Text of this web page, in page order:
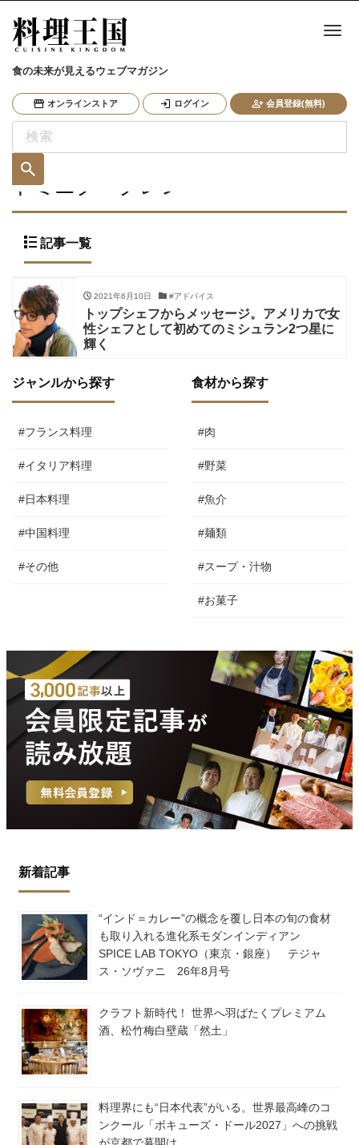
食の未来が見えるウェブマガジン
オンラインストア ログイン 会員登録(無料)
ナ
ドミニク・クレン
記事一覧
2021年6月10日 #アドバイス
トップシェフからメッセージ。アメリカで女
性シェフとして初めてのミシュラン2つ星に
輝く
ジャンルから探す
#フランス料理
#イタリア料理
#日本料理
#中国料理
#その他
食材から探す
#肉
#野菜
#魚介
#麺類
#スープ・汁物
#お菓子
新着記事
“インド＝カレー”の概念を覆し日本の旬の食材
も取り入れる進化系モダンインディアン
SPICE LAB TOKYO（東京・銀座） テジャ
ス・ソヴァニ 26年8月号
クラフト新時代！ 世界へ羽ばたくプレミアム
酒、松竹梅白壁蔵「然土」
料理界にも“日本代表”がいる。世界最高峰のコ
ンクール「ボキューズ・ドール2027」への挑戦